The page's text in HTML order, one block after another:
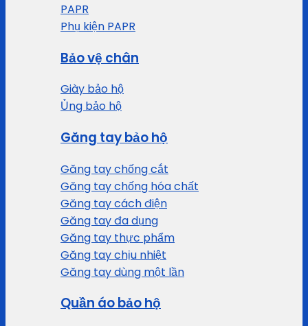
PAPR
Phụ kiện PAPR
Bảo vệ chân
Giày bảo hộ
Ủng bảo hộ
Găng tay bảo hộ
Găng tay chống cắt
Găng tay chống hóa chất
Găng tay cách điện
Găng tay đa dụng
Găng tay thực phẩm
Găng tay chịu nhiệt
Găng tay dùng một lần
Quần áo bảo hộ